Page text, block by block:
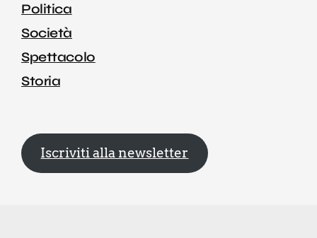
Politica
Società
Spettacolo
Storia
Iscriviti alla newsletter